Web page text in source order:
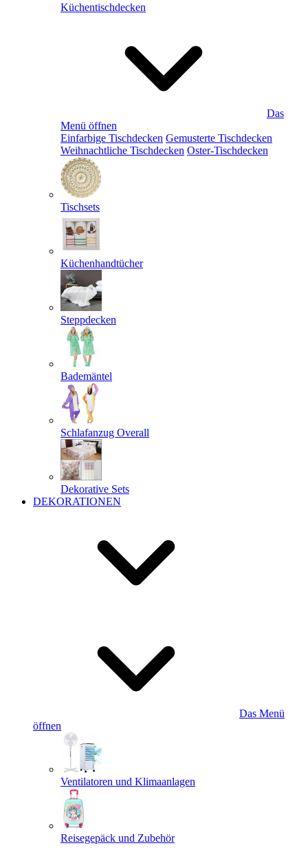
Küchentischdecken
Das
Menü öffnen
Einfarbige Tischdecken Gemusterte Tischdecken
Weihnachtliche Tischdecken Oster-Tischdecken
Tischsets
Küchenhandtücher
Steppdecken
Bademäntel
Schlafanzug Overall
Dekorative Sets
DEKORATIONEN
Das Menü
öffnen
Ventilatoren und Klimaanlagen
Reisegepäck und Zubehör